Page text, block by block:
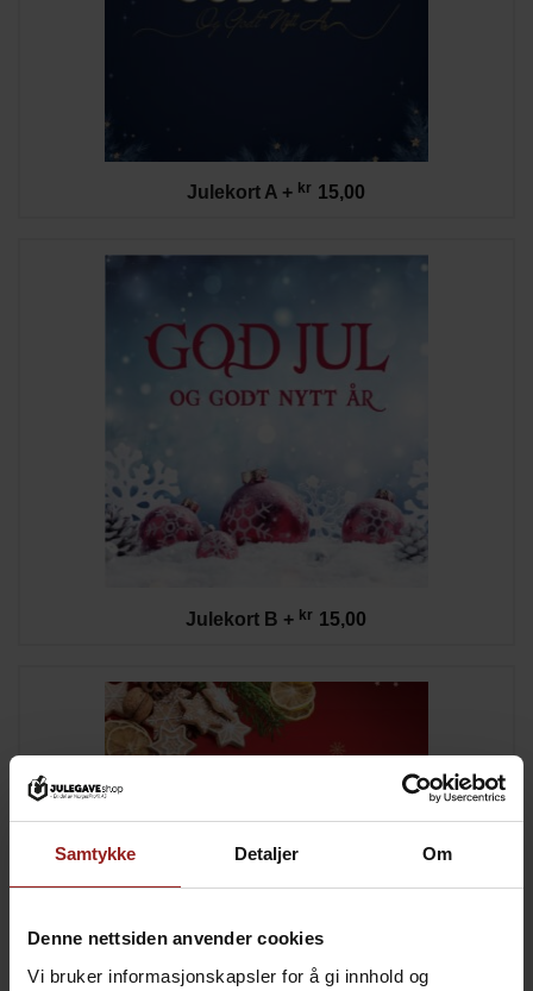
Samtykke Detaljer Om
Denne nettsiden anvender cookies
Vi bruker informasjonskapsler for å gi innhold og
Julekort A + kr 15,00
Julekort B + kr 15,00